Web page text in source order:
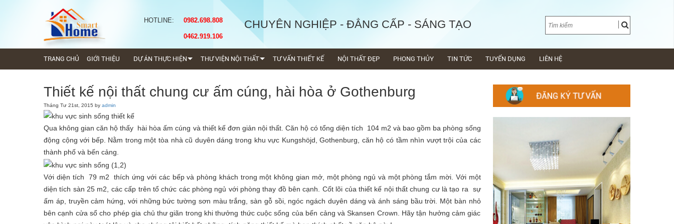
HOTLINE: 0982.698.808
0462.919.106
CHUYÊN NGHIỆP - ĐẲNG CẤP - SÁNG TẠO
TRANG CHỦ GIỚI THIỆU DỰ ÁN THỰC HIỆN THƯ VIỆN NỘI THẤT TƯ VẤN THIẾT KẾ NỘI THẤT ĐẸP PHONG THỦY TIN TỨC TUYỂN DỤNG LIÊN HỆ
Thiết kế nội thất chung cư ấm cúng, hài hòa ở Gothenburg
Tháng Tư 21st, 2015 by admin
Qua không gian căn hộ thấy hài hòa ấm cúng và thiết kế đơn giản nội thất. Căn hộ có tổng diện tích 104 m2 và bao gồm ba phòng sống
động cộng với bếp. Nằm trong một tòa nhà cũ duyên dáng trong khu vực Kungshöjd, Gothenburg, căn hộ có tầm nhìn vượt trội của các
thành phố và bến cảng.
Với diện tích 79 m2 thích ứng với các bếp và phòng khách trong một không gian mở, một phòng ngủ và một phòng tắm mời. Với một
diện tích sàn 25 m2, các cấp trên tổ chức các phòng ngủ với phòng thay đồ bên cạnh. Cốt lõi của thiết kế nội thất chung cư là tạo ra sự
ấm áp, truyền cảm hứng, với những bức tường sơn màu trắng, sàn gỗ sồi, ngóc ngách duyên dáng và ánh sáng bầu trời. Một bàn nhỏ
bên cạnh cửa sổ cho phép gia chủ thư giãn trong khi thưởng thức cuộc sống của bến cảng và Skansen Crown. Hãy tận hưởng cảm giác